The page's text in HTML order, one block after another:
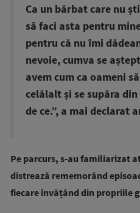
Ca un bărbat care nu
să faci asta pentru
pentru că nu îmi
nevoie, cumva se
avem cum ca oameni
celălalt și se supăra
de ce.”, a mai declarat
Pe parcurs, s-au familiarizat
distrează rememorând
fiecare învățând din propriile